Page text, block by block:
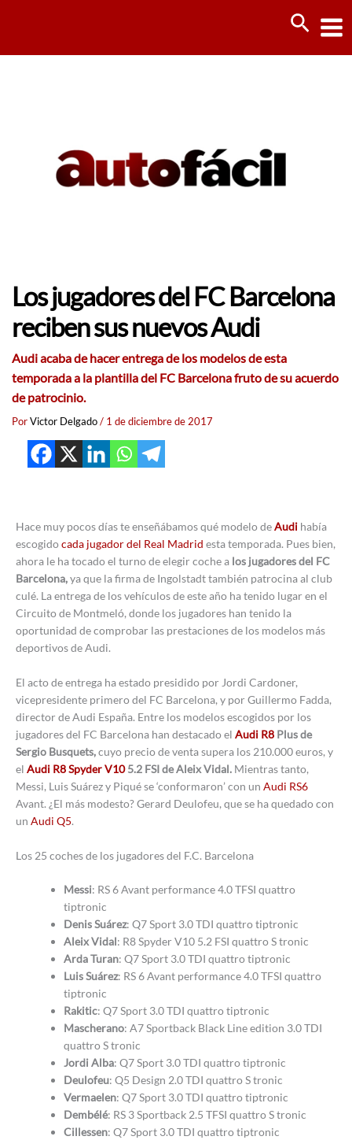
Los jugadores del FC Barcelona
reciben sus nuevos Audi
Audi acaba de hacer entrega de los modelos de esta
temporada a la plantilla del FC Barcelona fruto de su acuerdo
de patrocinio.
PorVictor Delgado/ 1 de diciembre de 2017
Hace muy pocos días te enseñábamos qué modelo deAudi había
escogidocada jugador del Real Madrid esta temporada. Pues bien,
ahora le ha tocado el turno de elegir coche a los jugadores del FC
Barcelona,ya que la firma de Ingolstadt también patrocina al club
culé. La entrega de los vehículos de este año ha tenido lugar en el
Circuito de Montmeló, donde los jugadores han tenido la
oportunidad de comprobar las prestaciones de los modelos más
deportivos de Audi.
El acto de entrega ha estado presidido por Jordi Cardoner,
vicepresidente primero del FC Barcelona, y por Guillermo Fadda,
director de Audi España. Entre los modelos escogidos por los
jugadores del FC Barcelona han destacado el Audi R8 Plus de
Sergio Busquets,cuyo precio de venta supera los 210.000 euros, y
el Audi R8 Spyder V10 5.2 FSI de Aleix Vidal. Mientras tanto,
Messi, Luis Suárez y Piqué se ‘conformaron’ con un Audi RS6
Avant. ¿El más modesto? Gerard Deulofeu, que se ha quedado con
un Audi Q5.
Los 25 coches de los jugadores del F.C. Barcelona
Messi: RS 6 Avant performance 4.0 TFSI quattro
tiptronic
Denis Suárez: Q7 Sport 3.0 TDI quattro tiptronic
Aleix Vidal: R8 Spyder V10 5.2 FSI quattro S tronic
Arda Turan: Q7 Sport 3.0 TDI quattro tiptronic
Luis Suárez: RS 6 Avant performance 4.0 TFSI quattro
tiptronic
Rakitic: Q7 Sport 3.0 TDI quattro tiptronic
Mascherano: A7 Sportback Black Line edition 3.0 TDI
quattro S tronic
Jordi Alba: Q7 Sport 3.0 TDI quattro tiptronic
Deulofeu: Q5 Design 2.0 TDI quattro S tronic
Vermaelen: Q7 Sport 3.0 TDI quattro tiptronic
Dembélé: RS 3 Sportback 2.5 TFSI quattro S tronic
Cillessen: Q7 Sport 3.0 TDI quattro tiptronic